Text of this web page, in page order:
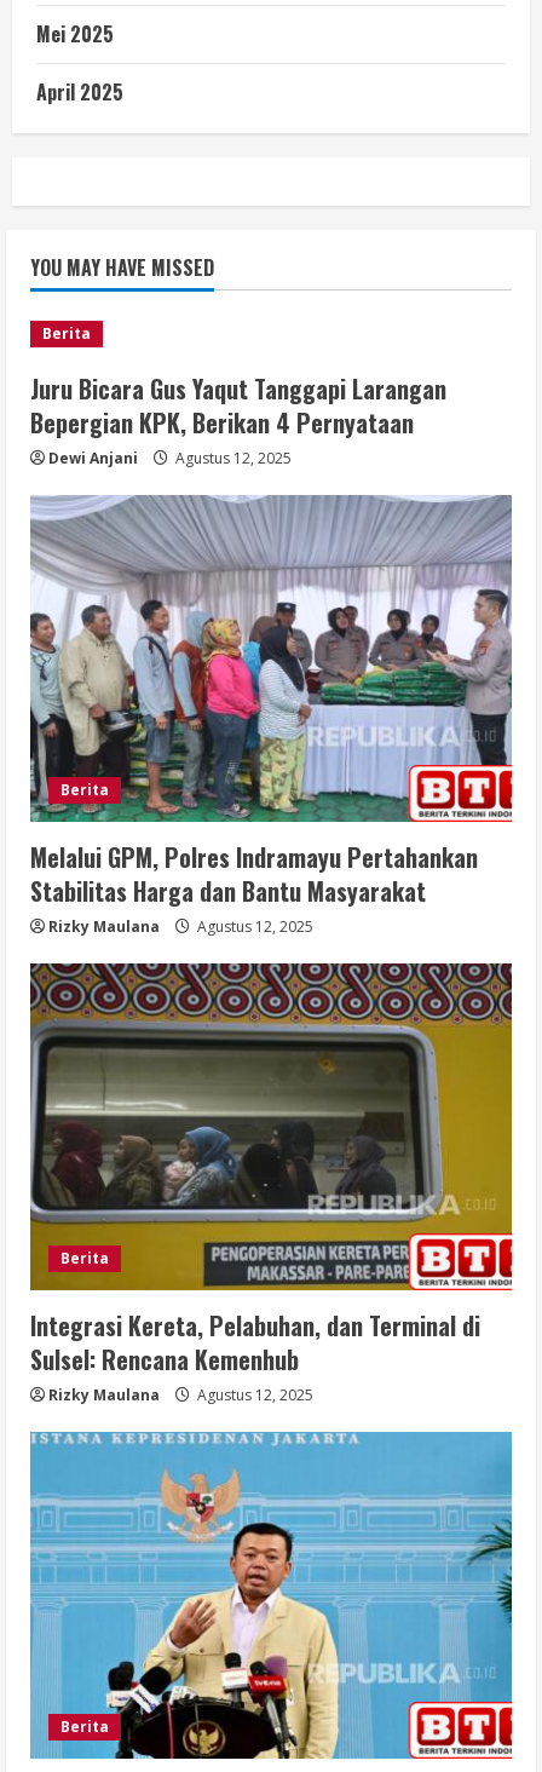
Mei 2025
April 2025
YOU MAY HAVE MISSED
Berita
Juru Bicara Gus Yaqut Tanggapi Larangan
Bepergian KPK, Berikan 4 Pernyataan
Dewi Anjani Agustus 12, 2025
Berita
Melalui GPM, Polres Indramayu Pertahankan
Stabilitas Harga dan Bantu Masyarakat
Rizky Maulana Agustus 12, 2025
Berita
Integrasi Kereta, Pelabuhan, dan Terminal di
Sulsel: Rencana Kemenhub
Rizky Maulana Agustus 12, 2025
Berita